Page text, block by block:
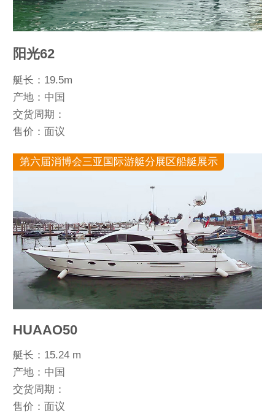
阳光62
艇长：19.5m
产地：中国
交货周期：
售价：面议
第六届消博会三亚国际游艇分展区船艇展示
HUAAO50
艇长：15.24 m
产地：中国
交货周期：
售价：面议